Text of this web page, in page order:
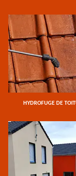
HYDROFUGE DE